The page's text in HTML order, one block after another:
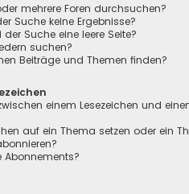
mehrere Foren durchsuchen?
Suche keine Ergebnisse?
Suche eine leere Seite?
suchen?
Beiträge und Themen finden?
einem Lesezeichen und
auf ein Thema setzen oder ein
Abonnements?